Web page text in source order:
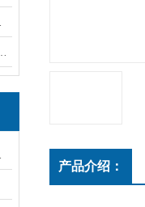
产品介绍：